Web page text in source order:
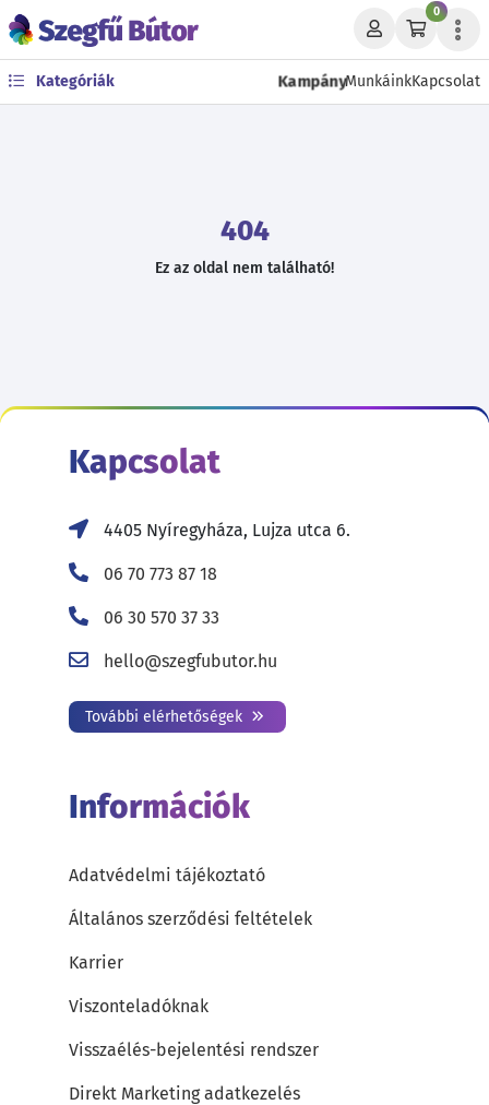
0
Kategóriák KampányMunkáinkKapcsolat
404
Ez az oldal nem található!
Kapcsolat
4405 Nyíregyháza, Lujza utca 6.
06 70 773 87 18
06 30 570 37 33
hello@szegfubutor.hu
További elérhetőségek
Információk
Adatvédelmi tájékoztató
Általános szerződési feltételek
Karrier
Viszonteladóknak
Visszaélés-bejelentési rendszer
Direkt Marketing adatkezelés